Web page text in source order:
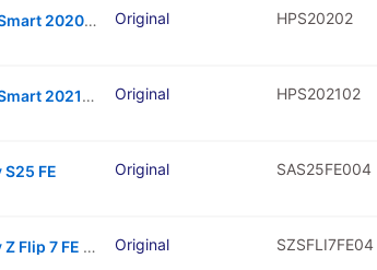
Charging Connector Board For Huawei P Smart 2020 (Black) Original HPS20202
Charging Connector Board For Huawei P Smart 2021 (Black) Original HPS202102
FE Original SAS25FE004
Charging Port Board For Samsung Galaxy Z Flip 7 FE 5G Original SZSFLI7FE04